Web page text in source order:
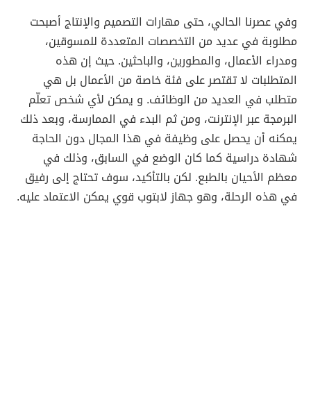
وفي عصرنا الحالي، حتى مهارات التصميم والإنتاج أصبحت
مطلوبة في عديد من التخصصات المتعددة للمسوقين،
ومدراء الأعمال، والمطورين، والباحثين. حيث إن هذه
المتطلبات لا تقتصر على فئة خاصة من الأعمال بل هي
متطلب في العديد من الوظائف. و يمكن لأي شخص تعلّم
البرمجة عبر الإنترنت، ومن ثم البدء في الممارسة، وبعد ذلك
يمكنه أن يحصل على وظيفة في هذا المجال دون الحاجة
شهادة دراسية كما كان الوضع في السابق، وذلك في
معظم الأحيان بالطبع. لكن بالتأكيد، سوف تحتاج إلى رفيق
في هذه الرحلة، وهو جهاز لابتوب قوي يمكن الاعتماد عليه.